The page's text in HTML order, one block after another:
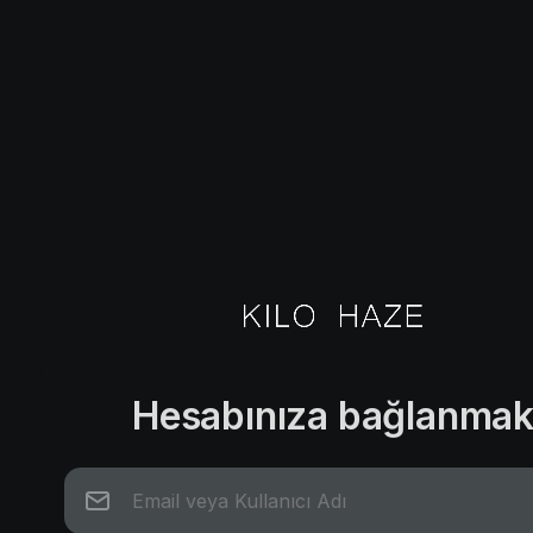
Hesabınıza bağlanmak